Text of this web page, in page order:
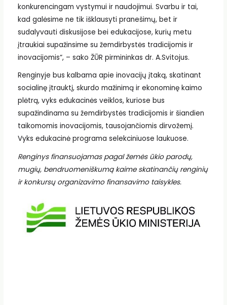
konkurencingam vystymui ir naudojimui. Svarbu ir tai,
kad galėsime ne tik išklausyti pranešimų, bet ir
sudalyvauti diskusijose bei edukacijose, kurių metu
įtraukiai supažinsime su žemdirbystės tradicijomis ir
inovacijomis“, – sako ŽŪR pirmininkas dr. A.Svitojus.
Renginyje bus kalbama apie inovacijų įtaką, skatinant
socialinę įtrauktį, skurdo mažinimą ir ekonominę kaimo
plėtrą, vyks edukacinės veiklos, kuriose bus
supažindinama su žemdirbystės tradicijomis ir šiandien
taikomomis inovacijomis, tausojančiomis dirvožemį.
Vyks edukacinė programa selekciniuose laukuose.
Renginys finansuojamas pagal žemės ūkio parodų,
mugių, bendruomeniškumą kaime skatinančių renginių
ir konkursų organizavimo finansavimo taisykles.